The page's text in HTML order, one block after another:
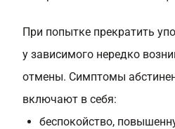
При попытке прекратить
у зависимого нередко
отмены. Симптомы
включают в себя:
беспокойство,